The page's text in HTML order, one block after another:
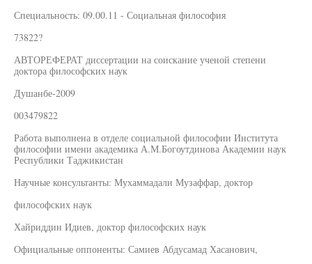
Специальность: 09.00.11 - Социальная философия
73822?
АВТОРЕФЕРАТ диссертации на соискание ученой степени
доктора философских наук
Душанбе-2009
003479822
Работа выполнена в отделе социальной философии Института
философии имени академика А.М.Богоутдинова Академии наук
Республики Таджикистан
Научные консультанты: Мухаммадали Музаффар, доктор
философских наук
Хайриддин Идиев, доктор философских наук
Официальные оппоненты: Самиев Абдусамад Хасанович,